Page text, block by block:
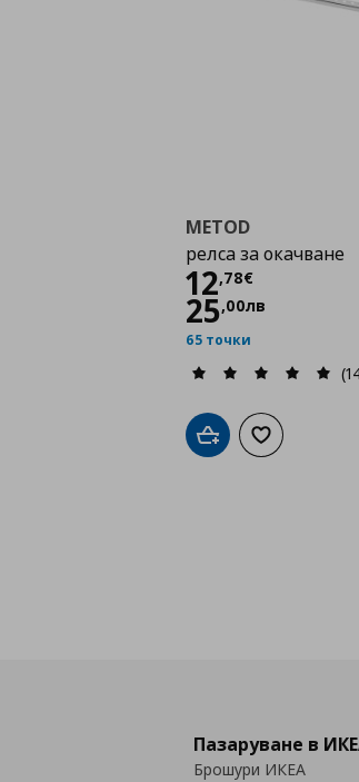
METOD
релса за окачване
12,78€
Цена
25,00лв
65 точки
Добави в кошницата
Добави към
Пазаруване в
Брошури ИКЕА